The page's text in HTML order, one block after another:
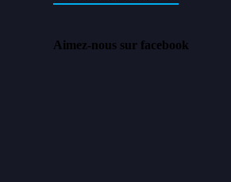
Aimez-nous sur facebook